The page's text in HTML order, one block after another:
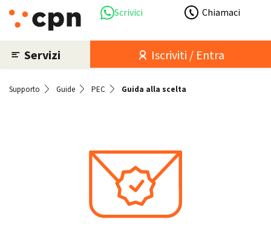
Scrivici Chiamaci
Servizi Iscriviti / Entra
Supporto Guide PEC Guida alla scelta